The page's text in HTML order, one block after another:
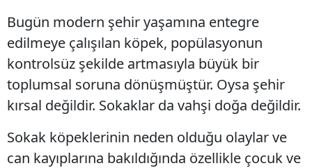
Bugün modern şehir yaşamına entegre
edilmeye çalışılan köpek, popülasyonun
kontrolsüz şekilde artmasıyla büyük bir
toplumsal soruna dönüşmüştür. Oysa şehir
kırsal değildir. Sokaklar da vahşi doğa değildir.
Sokak köpeklerinin neden olduğu olaylar ve
can kayıplarına bakıldığında özellikle çocuk ve